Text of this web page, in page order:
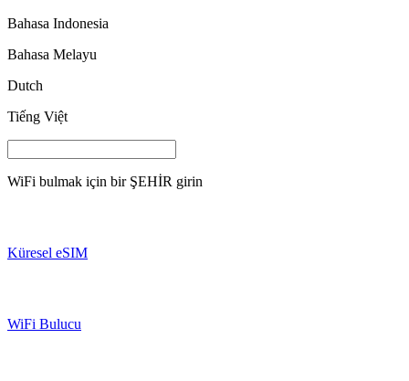
Bahasa Indonesia
Bahasa Melayu
Dutch
Tiếng Việt
WiFi bulmak için bir ŞEHİR girin
Küresel eSIM
WiFi Bulucu